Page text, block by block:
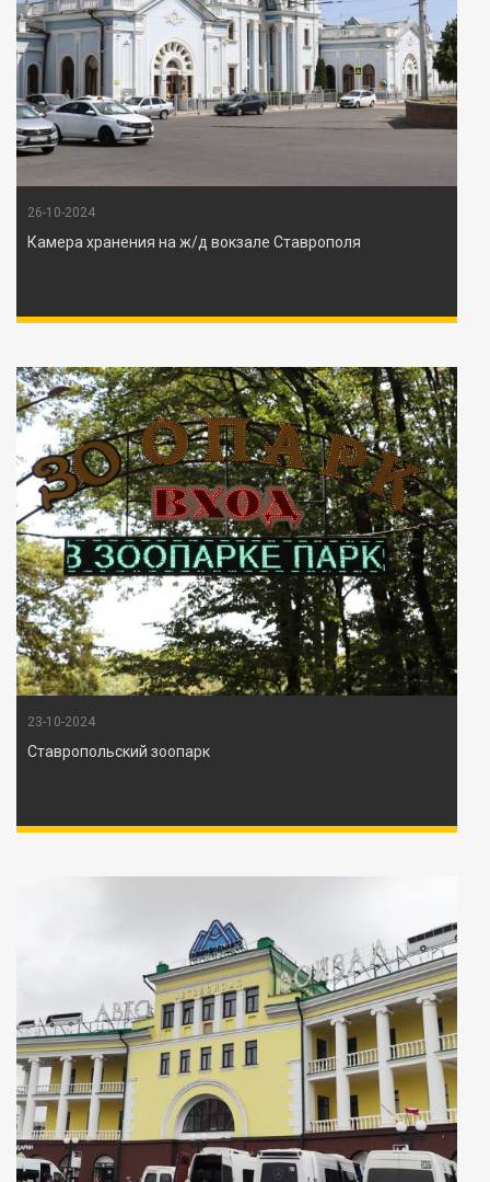
26-10-2024
Камера хранения на ж/д вокзале Ставрополя
23-10-2024
Ставропольский зоопарк